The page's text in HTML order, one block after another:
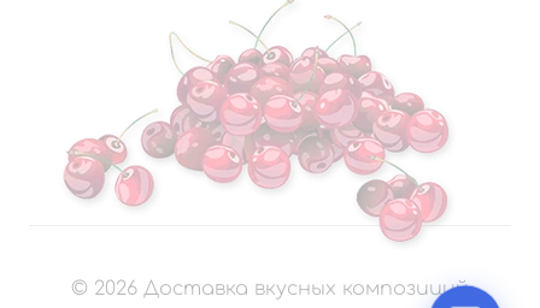
© 2026 Доставка вкусных композиций